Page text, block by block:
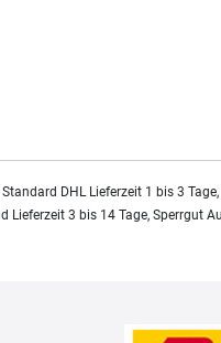
DHL Lieferzeit 1 bis 3
Lieferzeit 3 bis 14 Tage, Sperrgut